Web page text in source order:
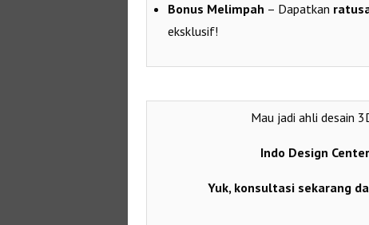
Bonus Melimpah – Dapatkan
eksklusif!
Mau jadi ahli desain
Indo Design Center
Yuk, konsultasi sekarang